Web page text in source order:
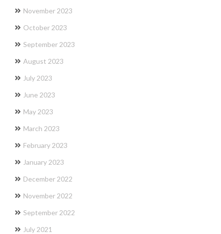
November 2023
October 2023
September 2023
August 2023
July 2023
June 2023
May 2023
March 2023
February 2023
January 2023
December 2022
November 2022
September 2022
July 2021